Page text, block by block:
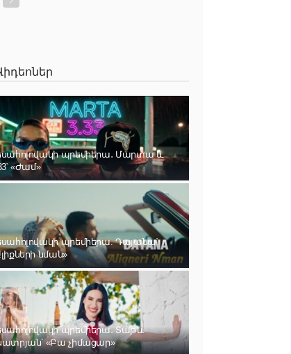
պրեմիերա․ Մարտա և
«Ժամ»
պրեմիերա. Դայանա՝
նման»
պրեմիերա․ Տաթև
«Բա չիմացար»